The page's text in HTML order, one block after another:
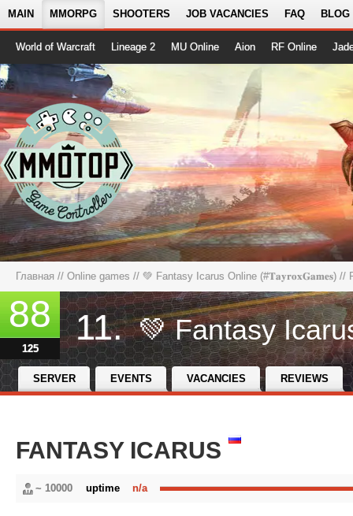
MAIN MMORPG SHOOTERS JOB VACANCIES FAQ BLOG
World of Warcraft Lineage 2 MU Online Aion RF Online
Главная // Online games // 💚 Fantasy Icarus Online (#𝐓𝐚𝐲𝐫𝐨𝐱𝐆𝐚𝐦𝐞𝐬) //
88
125
11.
SERVER EVENTS VACANCIES REVIEWS
FANTASY ICARUS
~ 10000 n/a
uptime